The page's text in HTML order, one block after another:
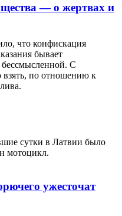
— о жертвах и
что конфискация
бывает
С
взять, по отношению к
сутки в Латвии было
мотоцикл.
ужесточат